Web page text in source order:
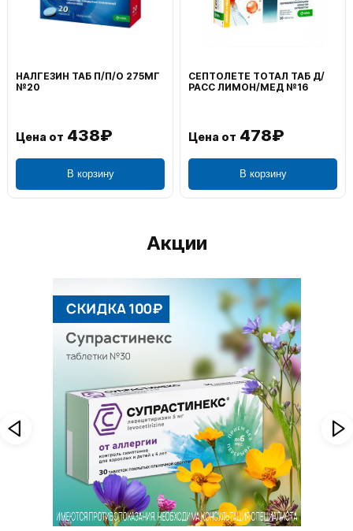
НАЛГЕЗИН ТАБ П/П/О 275МГ
№20
Цена от 438₽
В корзину
СЕПТОЛЕТЕ ТОТАЛ ТАБ Д/
РАСС ЛИМОН/МЕД №16
Цена от 478₽
В корзину
Акции